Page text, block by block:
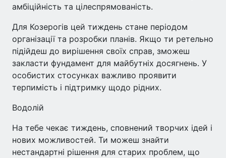
амбіційність та цілеспрямованість.
Для Козерогів цей тиждень стане періодом
організації та розробки планів. Якщо ти ретельно
підійдеш до вирішення своїх справ, зможеш
закласти фундамент для майбутніх досягнень. У
особистих стосунках важливо проявити
терпимість і підтримку щодо рідних.
Водолій
На тебе чекає тиждень, сповнений творчих ідей і
нових можливостей. Ти можеш знайти
нестандартні рішення для старих проблем, що